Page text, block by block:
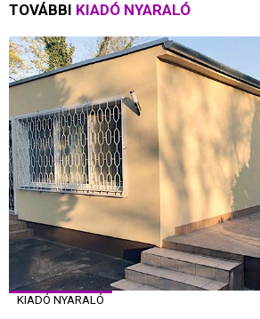
TOVÁBBI KIADÓ NYARALÓ
KIADÓ NYARALÓ